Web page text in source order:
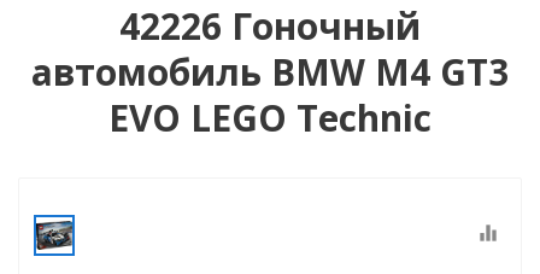
42226 Гоночный
автомобиль BMW M4 GT3
EVO LEGO Technic
equalizer